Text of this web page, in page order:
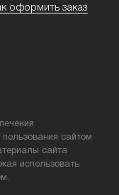
оформить заказ
сайтом
сайта
использовать